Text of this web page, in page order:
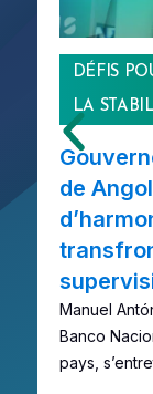
DÉFIS
LA
de
Manuel
Banco
pays,